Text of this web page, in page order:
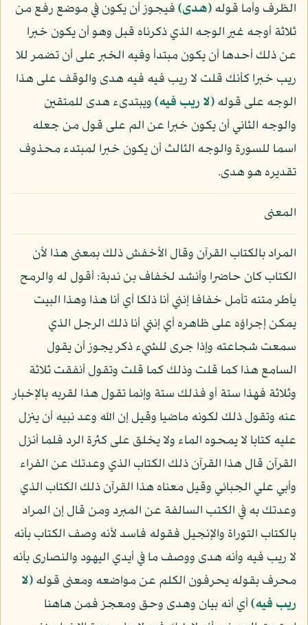
الظرف وأما قوله﴿هدى﴾فيجوز أن يكون في موضع رفع من
ثلاثة أوجه غير الوجه الذي ذكرناه قبل وهو أن يكون خبرا
عن ذلك أحدها أن يكون مبتدأ وفيه الخبر على أن تضمر للا
ريب خبرا كأنك قلت لا ريب فيه فيه هدى والوقف على هذا
الوجه على قوله﴿لا ريب فيه﴾ويبتدىء هدى للمتقين
والوجه الثاني أن يكون خبرا عن الم على قول من جعله
اسما للسورة والوجه الثالث أن يكون خبرا لمبتدء محذوف
تقديره هو هدى.
المعنى
المراد بالكتاب القرآن وقال الأخفش ذلك بمعنى هذا لأن
الكتاب كان حاضرا وأنشد لخفاف بن ندبة: أقول له والرمح
يأطر متنه تأمل خفافا إنني أنا ذلكا أي أنا هذا وهذا البيت
يمكن إجراؤه على ظاهره أي إنني أنا ذلك الرجل الذي
سمعت شجاعته وإذا جرى للشيء ذكر يجوز أن يقول
السامع هذا كما قلت وذلك كما قلت وتقول أنفقت ثلاثة
وثلاثة فهذا ستة أو فذلك ستة وإنما تقول هذا لقربه بالإخبار
عنه وتقول ذلك لكونه ماضيا وقيل إن الله وعد نبيه أن ينزل
عليه كتابا لا يمحوه الماء ولا يخلق على كثرة الرد فلما أنزل
القرآن قال هذا القرآن ذلك الكتاب الذي وعدتك عن الفراء
وأبي علي الجبائي وقيل معناه هذا القرآن ذلك الكتاب الذي
وعدتك به في الكتب السالفة عن المبرد ومن قال إن المراد
بالكتاب التوراة والإنجيل فقوله فاسد لأنه وصف الكتاب بأنه
لا ريب فيه وأنه هدى ووصف ما في أيدي اليهود والنصارى بأنه
محرف بقوله يحرفون الكلم عن مواضعه ومعنى قوله﴿لا
ريب فيه﴾أي أنه بيان وهدى وحق ومعجز فمن هاهنا